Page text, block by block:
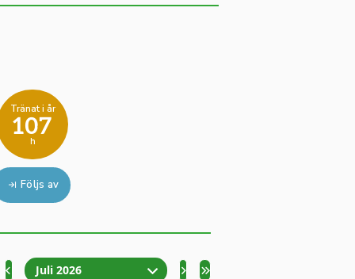
Tränat i år
107
h
Följs av
Juli 2026